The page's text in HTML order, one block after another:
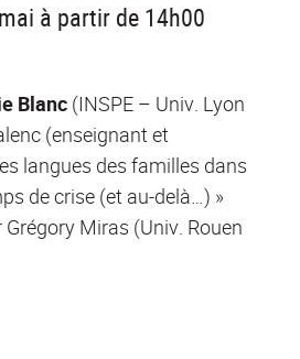
à partir de 14h00
Blanc (INSPE – Univ. Lyon
(enseignant et
langues des familles dans
de crise (et au-delà…) »
Miras (Univ. Rouen